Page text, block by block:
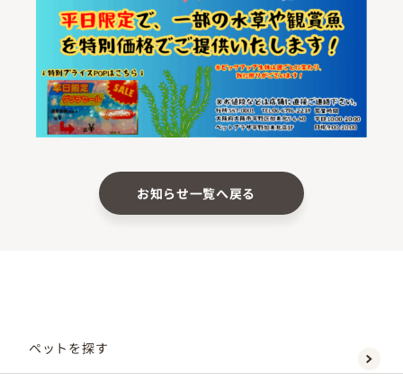
お知らせ一覧へ戻る
ペットを探す